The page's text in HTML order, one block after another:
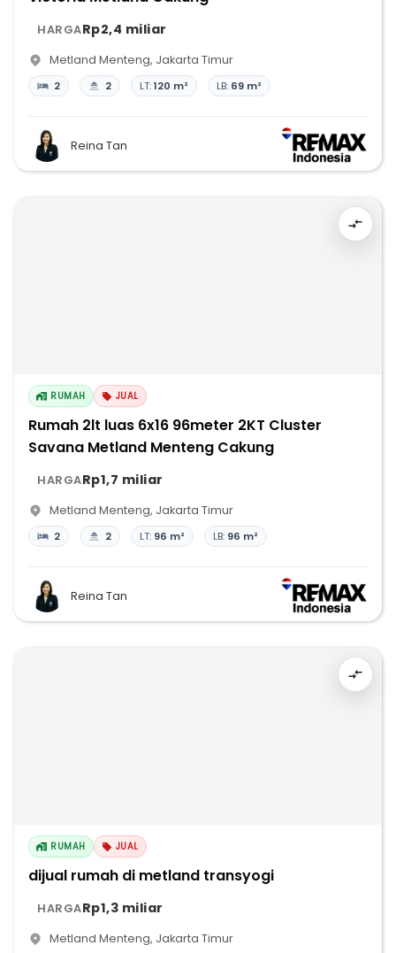
HARGARp2,4 miliar
Metland Menteng, Jakarta Timur
2 2 LT:120 m² LB: 69 m²
Reina Tan
RUMAH JUAL
Rumah 2lt luas 6x16 96meter 2KT Cluster
Savana Metland Menteng Cakung
HARGARp1,7 miliar
Metland Menteng, Jakarta Timur
2 2 LT: 96 m² LB: 96 m²
Reina Tan
RUMAH JUAL
dijual rumah di metland transyogi
HARGARp1,3 miliar
Metland Menteng, Jakarta Timur